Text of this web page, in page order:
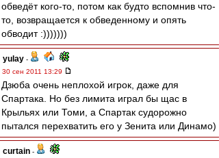
обведёт кого-то, потом как будто вспомнив что-
то, возвращается к обведенному и опять
обводит :)))))))
yulay -
30 сен 2011 13:29
Дзюба очень неплохой игрок, даже для
Спартака. Но без лимита играл бы щас в
Крыльях или Томи, а Спартак судорожно
пытался перехватить его у Зенита или Динамо)
curtain -